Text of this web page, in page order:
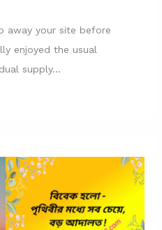
away your site before
enjoyed the usual
supply…